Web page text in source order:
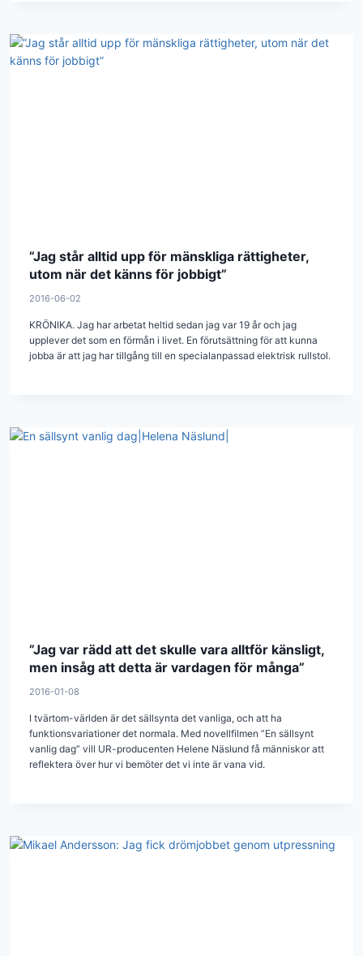
”Jag står alltid upp för mänskliga rättigheter,
utom när det känns för jobbigt”
2016-06-02
KRÖNIKA. Jag har arbetat heltid sedan jag var 19 år och jag
upplever det som en förmån i livet. En förutsättning för att kunna
jobba är att jag har tillgång till en specialanpassad elektrisk rullstol.
”Jag var rädd att det skulle vara alltför känsligt,
men insåg att detta är vardagen för många”
2016-01-08
I tvärtom-världen är det sällsynta det vanliga, och att ha
funktionsvariationer det normala. Med novellfilmen ”En sällsynt
vanlig dag” vill UR-producenten Helene Näslund få människor att
reflektera över hur vi bemöter det vi inte är vana vid.